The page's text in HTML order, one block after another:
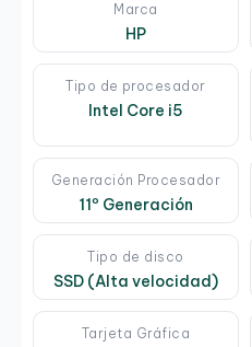
Marca
HP
Tipo de procesador
Intel Core i5
Generación Procesador
11º Generación
Tipo de disco
SSD (Alta velocidad)
Tarjeta Gráfica